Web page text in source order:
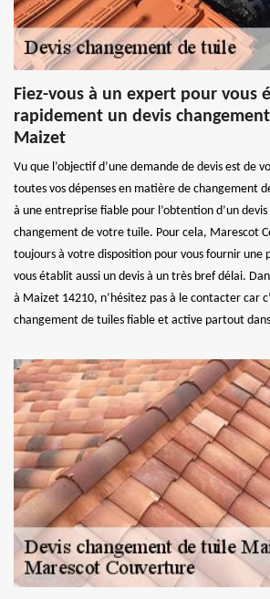
Fiez-vous à un expert pour vous
rapidement un devis
Maizet
Vu que l’objectif d’une demande de devis est de
toutes vos dépenses en matière de changement
à une entreprise fiable pour l’obtention d’un
changement de votre tuile. Pour cela, Marescot
toujours à votre disposition pour vous fournir une
vous établit aussi un devis à un très bref délai.
à Maizet 14210, n’hésitez pas à le contacter car
changement de tuiles fiable et active partout